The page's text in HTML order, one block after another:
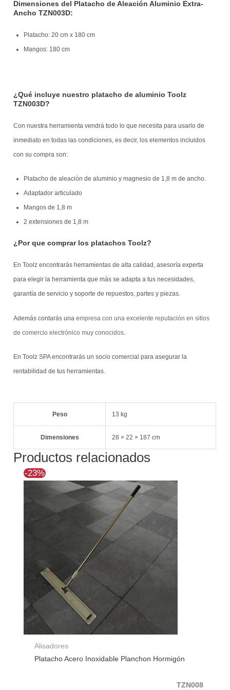
Dimensiones del Platacho de Aleación Aluminio Extra-
Ancho TZN003D:
Platacho: 20 cm x 180 cm
Mangos: 180 cm
¿Qué incluye nuestro platacho de aluminio Toolz
TZN003D?
Con nuestra herramienta vendrá todo lo que necesita para usarlo de
inmediato en todas las condiciones, es decir, los elementos incluidos
con su compra son:
Platacho de aleación de aluminio y magnesio de 1,8 m de ancho.
Adaptador articulado
Mangos de 1,8 m
2 extensiones de 1,8 m
¿Por que comprar los platachos Toolz?
En Toolz encontrarás herramientas de alta calidad, asesoría experta
para elegir la herramienta que más se adapta a tus necesidades,
garantía de servicio y soporte de repuestos, partes y piezas.
Además contarás unaempresa con una excelente reputación en sitios
de comercio electrónico muy conocidos
En Toolz SPA encontrarás un socio comercial para asegurar la
rentabilidad de tus herramientas.
Peso 13 kg
Dimensiones 28 × 22 × 187 cm
Productos relacionados
-23%
Alisadores
Platacho Acero Inoxidable Planchon Hormigón
TZN008
precio
original
era:
$168.534.
precio
actual
es:
$129.189.